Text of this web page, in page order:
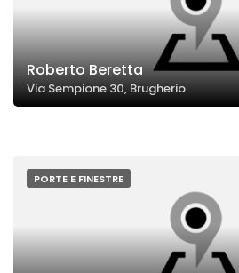
Roberto Beretta
Via Sempione 30, Brugherio
PORTE E FINESTRE